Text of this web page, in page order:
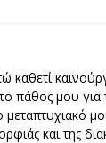
καθετί
πάθος μου
και της